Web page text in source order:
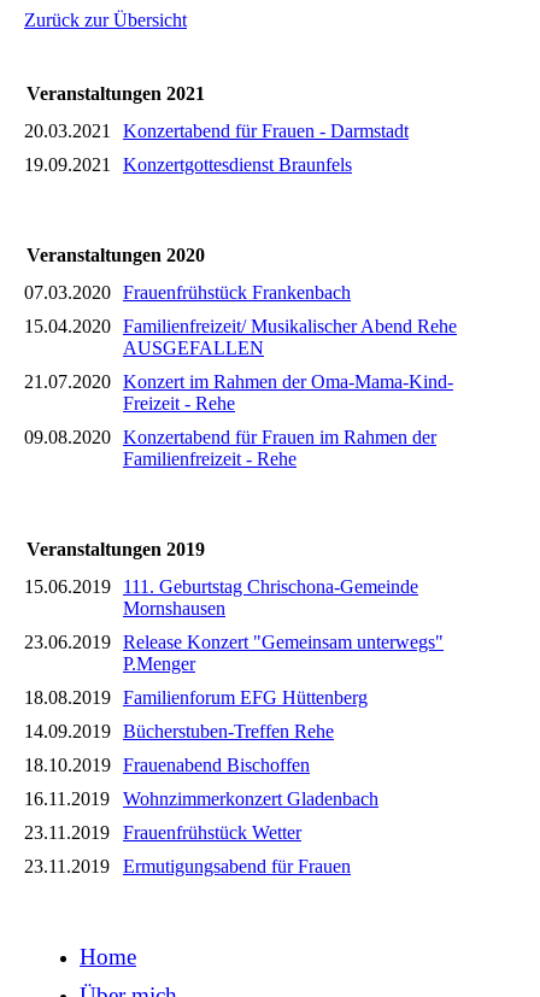
Zurück zur Übersicht
Veranstaltungen 2021
20.03.2021
Konzertabend für Frauen - Darmstadt
19.09.2021
Konzertgottesdienst Braunfels
Veranstaltungen 2020
07.03.2020 Frauenfrühstück Frankenbach
15.04.2020 Familienfreizeit/ Musikalischer Abend Rehe
AUSGEFALLEN
21.07.2020 Konzert im Rahmen der Oma-Mama-Kind-
Freizeit - Rehe
09.08.2020 Konzertabend für Frauen im Rahmen der
Familienfreizeit - Rehe
Veranstaltungen 2019
15.06.2019
111. Geburtstag Chrischona-Gemeinde
Mornshausen
23.06.2019 Release Konzert "Gemeinsam unterwegs"
P.Menger
18.08.2019 Familienforum EFG Hüttenberg
14.09.2019 Bücherstuben-Treffen Rehe
18.10.2019 Frauenabend Bischoffen
16.11.2019
Wohnzimmerkonzert Gladenbach
23.11.2019
Frauenfrühstück Wetter
23.11.2019
Ermutigungsabend für Frauen
Home